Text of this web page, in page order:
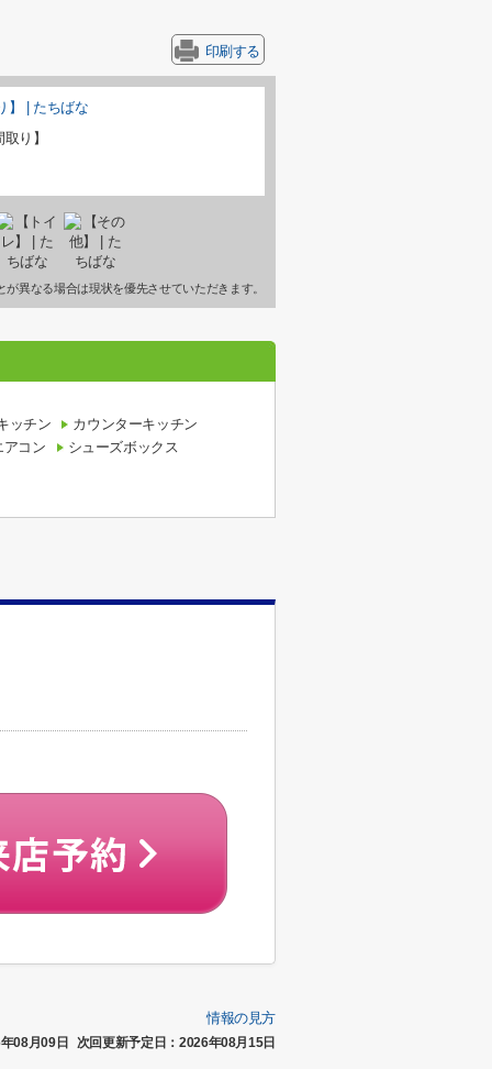
印刷する
り】
異なる場合は現状を優先させていただきます。
ッチン
カウンターキッチン
アコン
シューズボックス
情報の見方
08月09日 次回更新予定日：2026年08月15日